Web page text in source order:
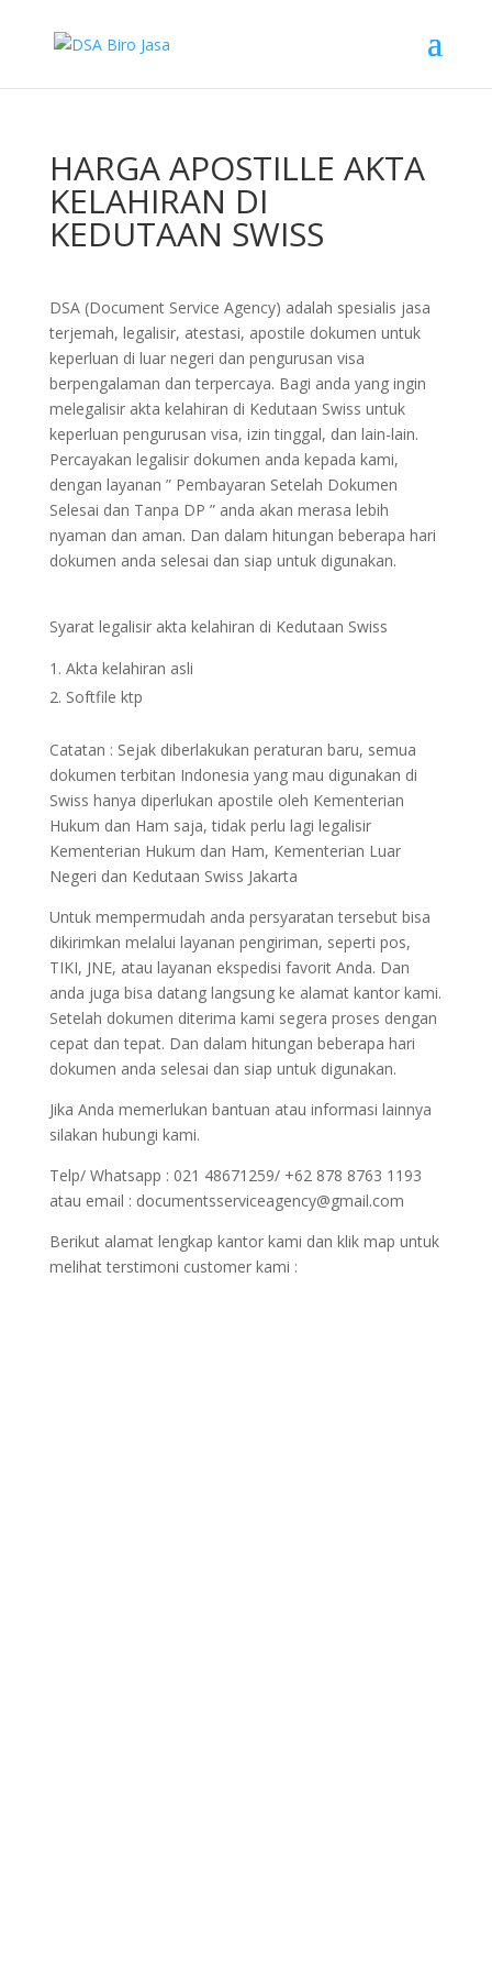
HARGA APOSTILLE AKTA
KELAHIRAN DI
KEDUTAAN SWISS
DSA (Document Service Agency) adalah spesialis jasa
terjemah, legalisir, atestasi, apostile dokumen untuk
keperluan di luar negeri dan pengurusan visa
berpengalaman dan terpercaya. Bagi anda yang ingin
melegalisir akta kelahiran di Kedutaan Swiss untuk
keperluan pengurusan visa, izin tinggal, dan lain-lain.
Percayakan legalisir dokumen anda kepada kami,
dengan layanan ” Pembayaran Setelah Dokumen
Selesai dan Tanpa DP ” anda akan merasa lebih
nyaman dan aman. Dan dalam hitungan beberapa hari
dokumen anda selesai dan siap untuk digunakan.
Syarat legalisir akta kelahiran di Kedutaan Swiss
Akta kelahiran asli
Softfile ktp
Catatan : Sejak diberlakukan peraturan baru, semua
dokumen terbitan Indonesia yang mau digunakan di
Swiss hanya diperlukan apostile oleh Kementerian
Hukum dan Ham saja, tidak perlu lagi legalisir
Kementerian Hukum dan Ham, Kementerian Luar
Negeri dan Kedutaan Swiss Jakarta
Untuk mempermudah anda persyaratan tersebut bisa
dikirimkan melalui layanan pengiriman, seperti pos,
TIKI, JNE, atau layanan ekspedisi favorit Anda. Dan
anda juga bisa datang langsung ke alamat kantor kami.
Setelah dokumen diterima kami segera proses dengan
cepat dan tepat. Dan dalam hitungan beberapa hari
dokumen anda selesai dan siap untuk digunakan.
Jika Anda memerlukan bantuan atau informasi lainnya
silakan hubungi kami.
Telp/ Whatsapp : 021 48671259/ +62 878 8763 1193
atau email : documentsserviceagency@gmail.com
Berikut alamat lengkap kantor kami dan klik map untuk
melihat terstimoni customer kami :